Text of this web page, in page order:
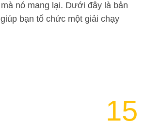
nó mang lại. Dưới đây là bản
bạn tổ chức một giải chạy
15